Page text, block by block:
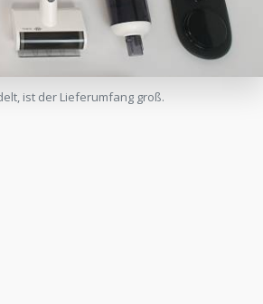
ist der Lieferumfang groß.